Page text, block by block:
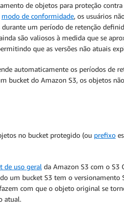
de objetos para proteção
modo de conformidade, os usuários
um período de retenção
são valiosos à medida que se
que as versões não atuais
automaticamente os períodos de
bucket do Amazon S3, os objetos
no bucket protegido (ou prefixo
de uso geral da Amazon S3 com o S3
um bucket S3 tem o
com que o objeto original se
atual.